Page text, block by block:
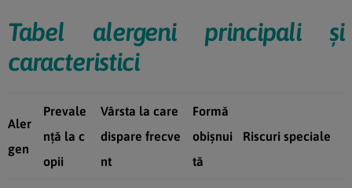
Tabel alergeni principali și
caracteristici
Aler
gen
Prevale
nță la c
opii
Vârsta la care
dispare frecve
nt
Formă
obișnui
tă
Riscuri speciale